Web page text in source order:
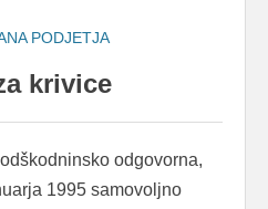
PODJETJA
krivice
odgovorna,
1995 samovoljno